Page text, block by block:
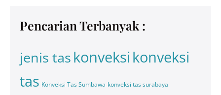
Pencarian Terbanyak :
jenis taskonveksi konveksi
tas Konveksi Tas Sumbawa konveksi tas surabaya